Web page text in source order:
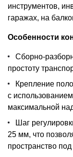
инструментов,
гаражах, на
Особенности
Сборно-
простоту
Крепление
с
максимальной
Шаг
25 мм, что
пространство